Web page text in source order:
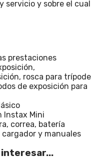
servicio y sobre el cual
prestaciones
rosca para trípode
de exposición para
Instax Mini
correa, batería
y manuales